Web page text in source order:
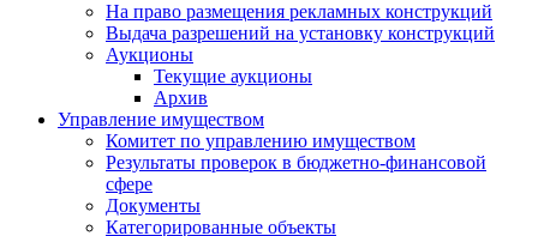
На право размещения рекламных конструкций
Выдача разрешений на установку конструкций
Аукционы
Текущие аукционы
Архив
Управление имуществом
Комитет по управлению имуществом
Результаты проверок в бюджетно-финансовой
сфере
Документы
Категорированные объекты